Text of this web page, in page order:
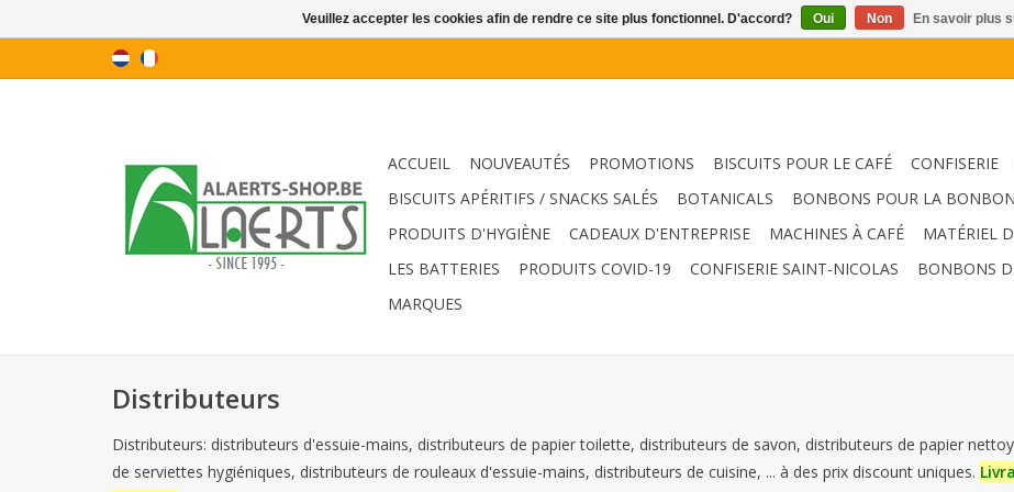
ACCUEIL NOUVEAUTÉS PROMOTIONS BISCUITS POUR LE CAFÉ CONFISERIE
BISCUITS APÉRITIFS / SNACKS SALÉS
BOTANICALS BONBONS POUR LA
PRODUITS D'HYGIÈNE
CADEAUX D'ENTREPRISE MACHINES À CAFÉ MATÉRIEL
LES BATTERIES
PRODUITS COVID-19 CONFISERIE SAINT-NICOLAS BONBONS
MARQUES
Distributeurs
Distributeurs: distributeurs d'essuie-mains, distributeurs de papier toilette, distributeurs de savon, distributeurs de papier
de serviettes hygiéniques, distributeurs de rouleaux d'essuie-mains, distributeurs de cuisine, ... à des prix discount uniques.
Veuillez accepter les cookies afin de rendre ce site plus fonctionnel. D'accord? Oui Non En savoir plus